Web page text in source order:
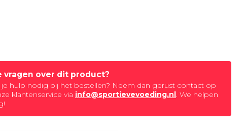
vragen over dit product?
je hulp nodig bij het bestellen? Neem dan gerust contact op
klantenservice via info@sportievevoeding.nl. We helpen